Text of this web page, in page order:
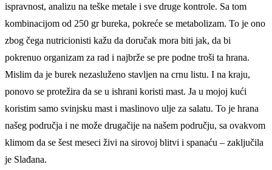
ispravnost, analizu na teške metale i sve druge kontrole. Sa tom
kombinacijom od 250 gr bureka, pokreće se metabolizam. To je ono
zbog čega nutricionisti kažu da doručak mora biti jak, da bi
pokrenuo organizam za rad i najbrže se pre podne troši ta hrana.
Mislim da je burek nezasluženo stavljen na crnu listu. I na kraju,
ponovo se protežira da se u ishrani koristi mast. Ja u mojoj kući
koristim samo svinjsku mast i maslinovo ulje za salatu. To je hrana
našeg područja i ne može drugačije na našem području, sa ovakvom
klimom da se šest meseci živi na sirovoj blitvi i spanaću – zaključila
je Slađana.